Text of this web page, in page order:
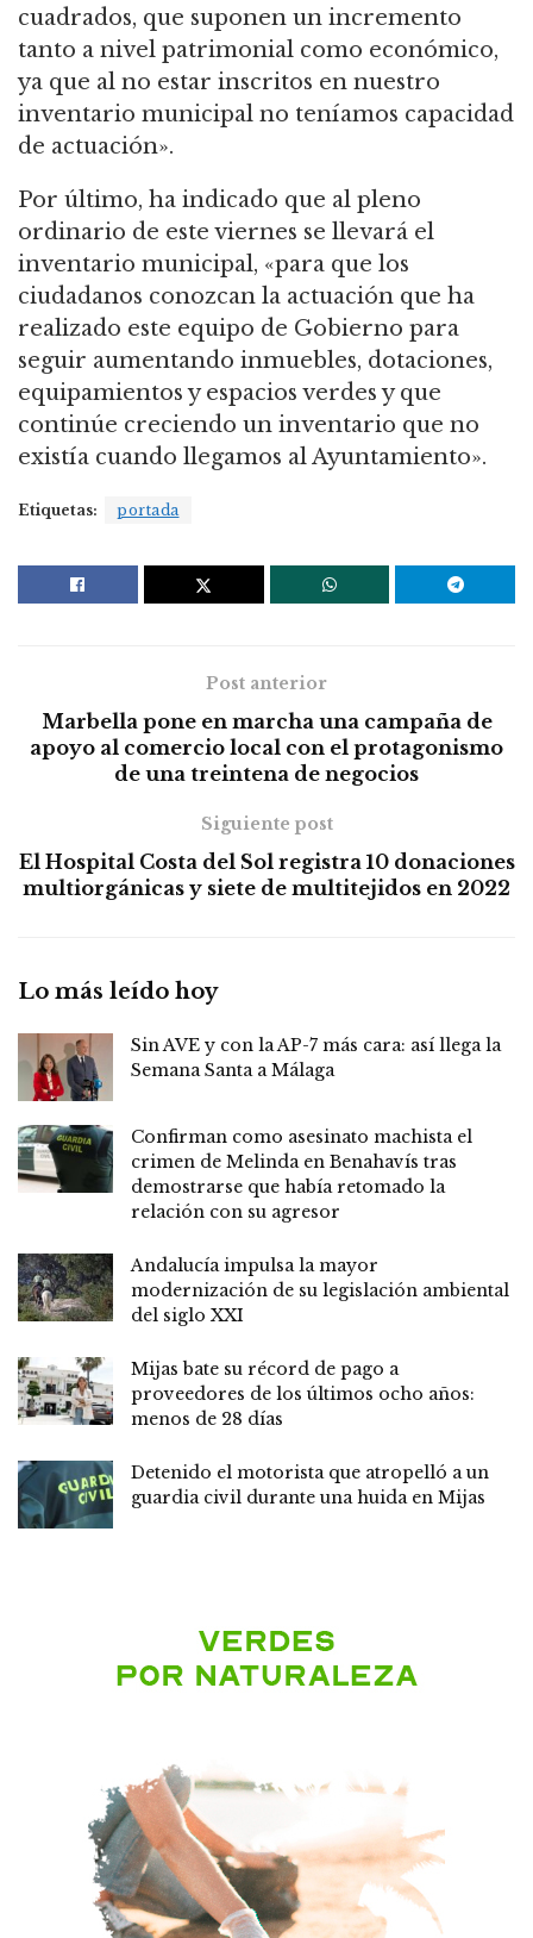
cuadrados, que suponen un incremento
tanto a nivel patrimonial como económico,
ya que al no estar inscritos en nuestro
inventario municipal no teníamos capacidad
de actuación».
Por último, ha indicado que al pleno
ordinario de este viernes se llevará el
inventario municipal, «para que los
ciudadanos conozcan la actuación que ha
realizado este equipo de Gobierno para
seguir aumentando inmuebles, dotaciones,
equipamientos y espacios verdes y que
continúe creciendo un inventario que no
existía cuando llegamos al Ayuntamiento».
Etiquetas: portada
Post anterior
Marbella pone en marcha una campaña de
apoyo al comercio local con el protagonismo
de una treintena de negocios
Siguiente post
El Hospital Costa del Sol registra 10 donaciones
multiorgánicas y siete de multitejidos en 2022
Lo más leído hoy
Sin AVE y con la AP-7 más cara: así llega la
Semana Santa a Málaga
Confirman como asesinato machista el
crimen de Melinda en Benahavís tras
demostrarse que había retomado la
relación con su agresor
Andalucía impulsa la mayor
modernización de su legislación ambiental
del siglo XXI
Mijas bate su récord de pago a
proveedores de los últimos ocho años:
menos de 28 días
Detenido el motorista que atropelló a un
guardia civil durante una huida en Mijas